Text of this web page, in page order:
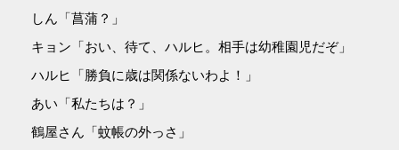
しん「菖蒲？」
キョン「おい、待て、ハルヒ。相手は幼稚園児だぞ」
ハルヒ「勝負に歳は関係ないわよ！」
あい「私たちは？」
鶴屋さん「蚊帳の外っさ」